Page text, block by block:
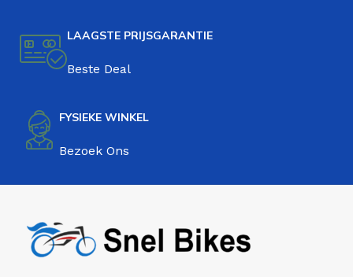
LAAGSTE PRIJSGARANTIE
Beste Deal
FYSIEKE WINKEL
Bezoek Ons